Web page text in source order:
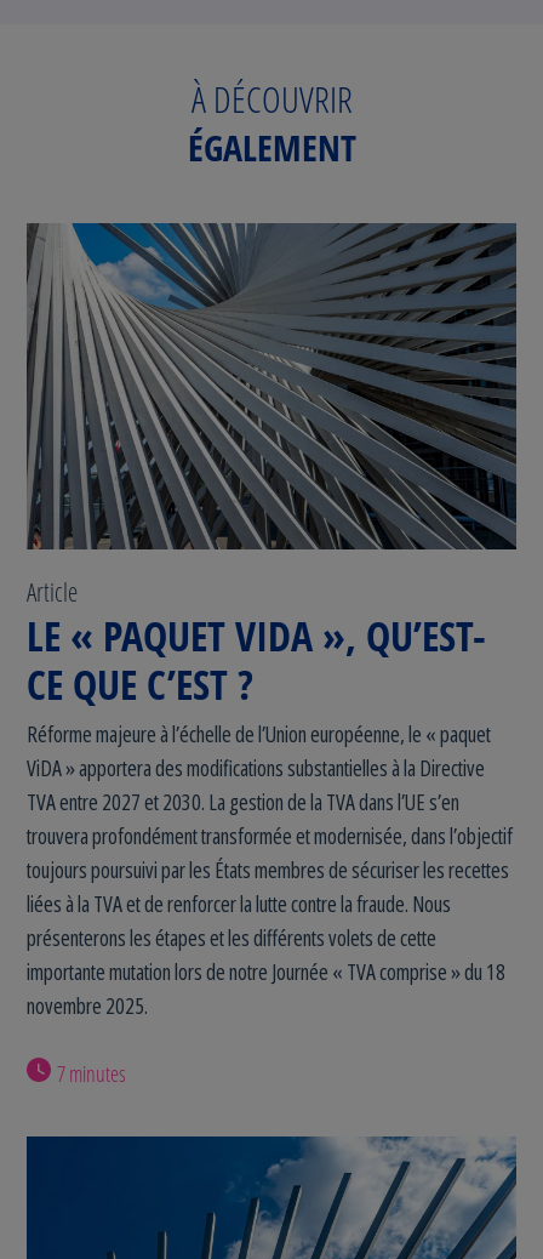
À DÉCOUVRIR
ÉGALEMENT
Article
LE « PAQUET VIDA », QU’EST-
CE QUE C’EST ?
Réforme majeure à l’échelle de l’Union européenne, le « paquet
ViDA » apportera des modifications substantielles à la Directive
TVA entre 2027 et 2030. La gestion de la TVA dans l’UE s’en
trouvera profondément transformée et modernisée, dans l’objectif
toujours poursuivi par les États membres de sécuriser les recettes
liées à la TVA et de renforcer la lutte contre la fraude. Nous
présenterons les étapes et les différents volets de cette
importante mutation lors de notre Journée « TVA comprise » du 18
novembre 2025.
7 minutes